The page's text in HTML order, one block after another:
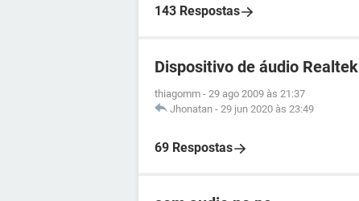
143 Respostas
Dispositivo de áudio Realtek
thiagomm - 29 ago 2009 às 21:37
Jhonatan - 29 jun 2020 às 23:49
69 Respostas